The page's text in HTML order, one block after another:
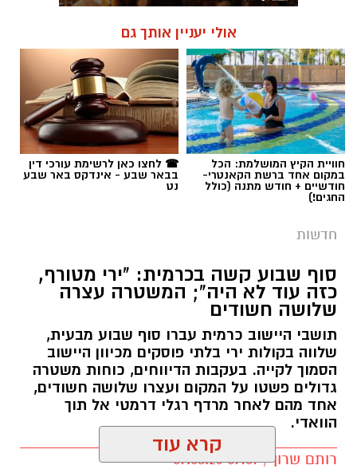
אולי יעניין אותך גם
חוויית הקיץ המושלמת: הכל
במקום אחד ברשת הקאנטרי-
חודשיים + חודש מתנה (כולל
החגים!)
☎ לחצו כאן לרשימת עורכי דין
בבאר שבע - אינדקס באר שבע
נט
חדשות
סוף שבוע קשה בכרמית: "ירי מטורף,
כזה עוד לא היה"; המשטרה עצרה
שלושה חשודים
תושבי היישוב כרמית עברו סוף שבוע מבעית,
שלווה בקולות ירי בלתי פוסקים מכיוון היישוב
הסמוך לקייה. בעקבות הדיווחים, כוחות משטרה
גדולים פשטו על המקום ועצרו שלושה חשודים,
אחד מהם לאחר מרדף רגלי דרמטי אל תוך
הוואדי.
רותם שרון / 09:07 09.08.26
קרא עוד